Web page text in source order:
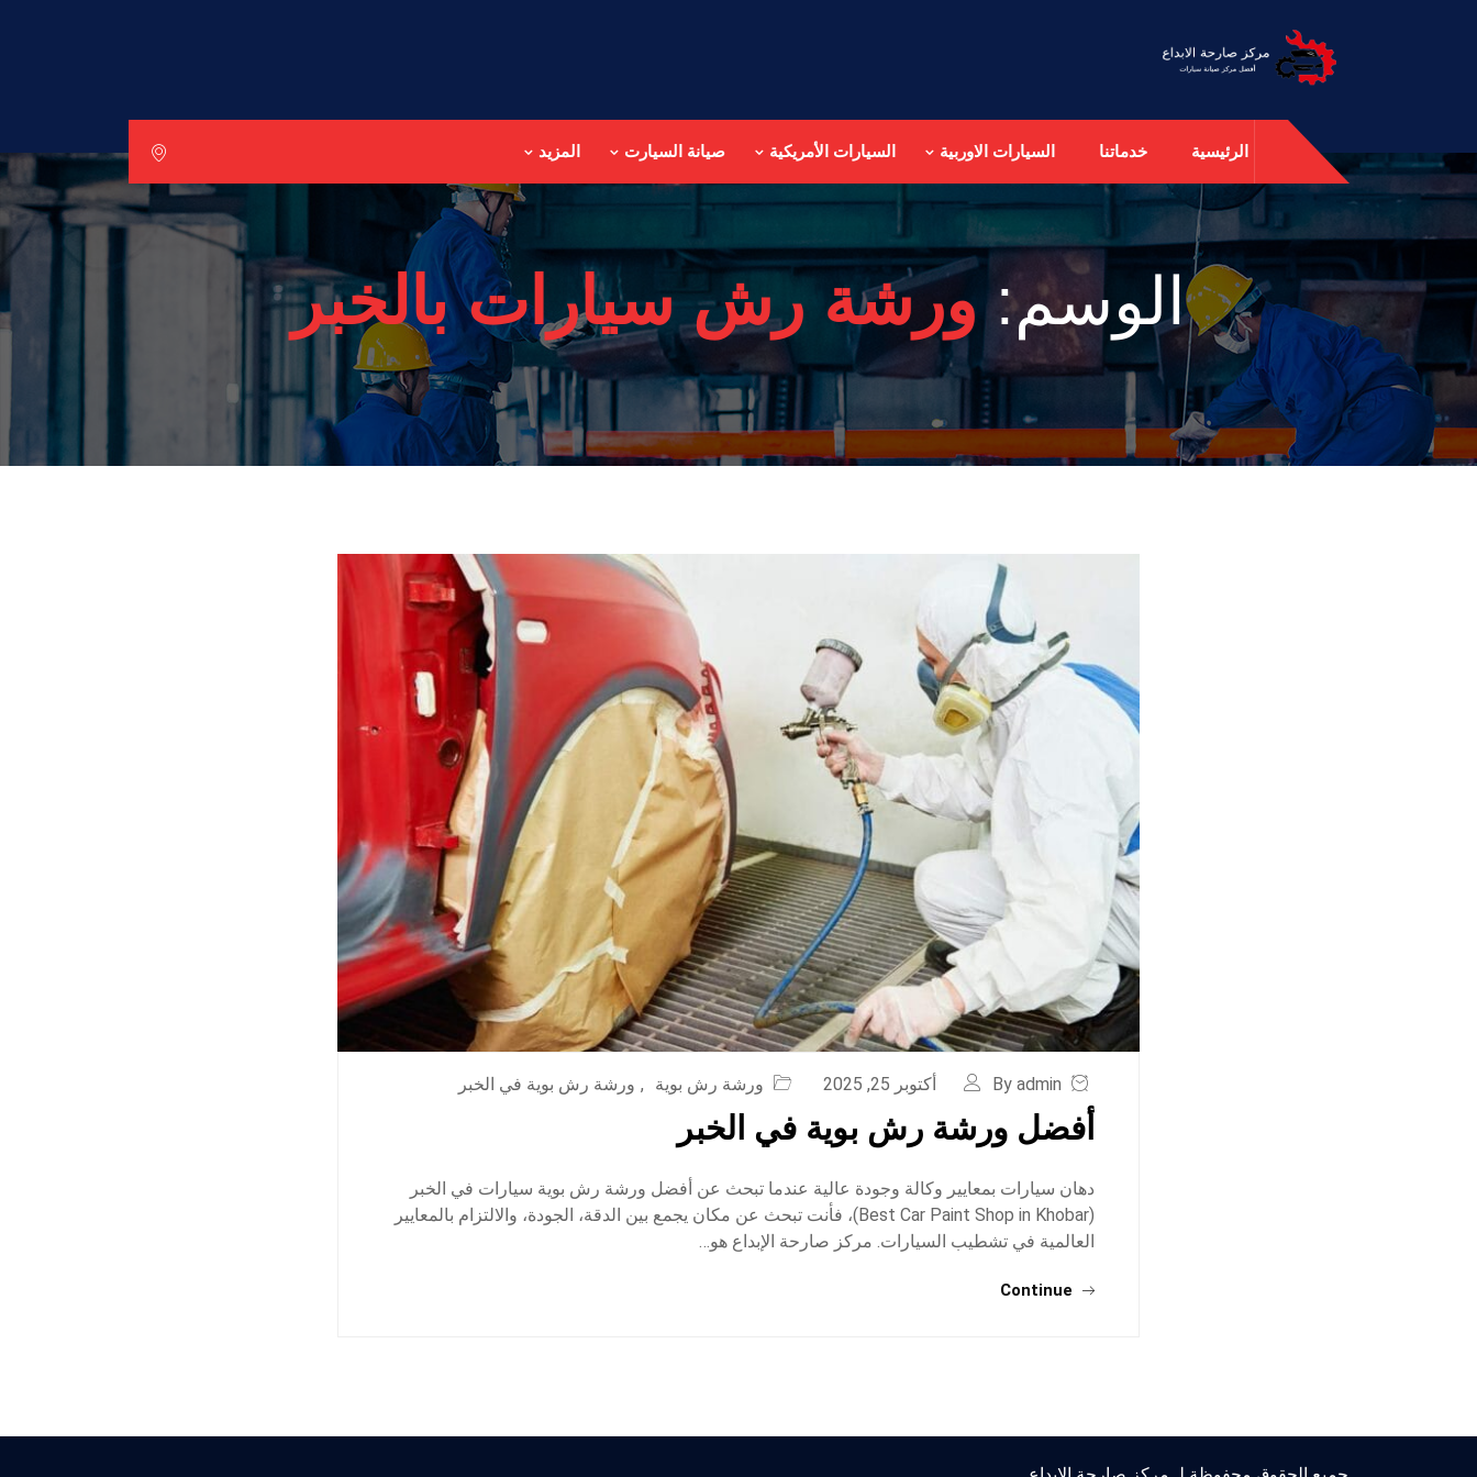
الرئيسية خدماتنا السيارات الاوربية السيارات الأمريكية صيانة السيارت المزيد
الوسم:ورشة رش سيارات بالخبر
By admin أكتوبر 25, 2025 ورشة رش بوية , ورشة رش بوية في الخبر
أفضل ورشة رش بوية في الخبر
دهان سيارات بمعايير وكالة وجودة عالية عندما تبحث عن أفضل ورشة رش بوية سيارات في الخبر
(Best Car Paint Shop in Khobar)، فأنت تبحث عن مكان يجمع بين الدقة، الجودة، والالتزام بالمعايير
العالمية في تشطيب السيارات. مركز صارحة الإبداع هو…
Continue